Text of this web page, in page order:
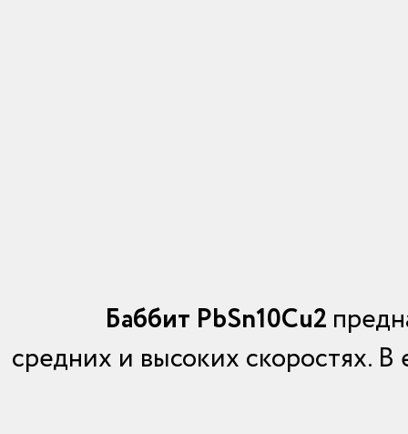
Баббит PbSn10Cu2
средних и высоких скоростях.